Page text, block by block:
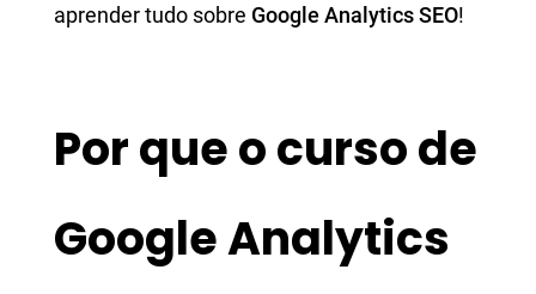
aprender tudo sobre Google Analytics SEO!
Por que o curso de
Google Analytics